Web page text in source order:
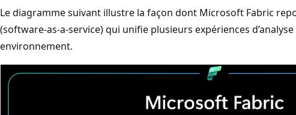
Le diagramme suivant illustre la façon dont Microsoft Fabric
(software-as-a-service) qui unifie plusieurs expériences d’analyse
environnement.